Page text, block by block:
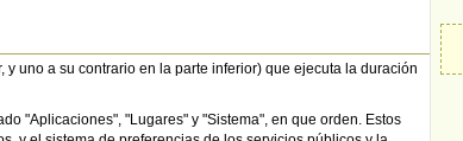
uno a su contrario en la parte inferior) que ejecuta la duración
"Aplicaciones", "Lugares" y "Sistema", en que orden. Estos